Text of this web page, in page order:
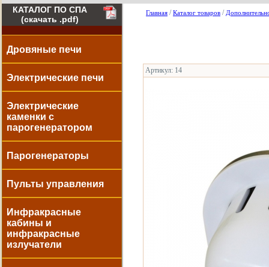
КАТАЛОГ ПО СПА
(скачать .pdf)
Дровяные печи
Электрические печи
Электрические
каменки с
парогенератором
Парогенераторы
Пульты управления
Инфракрасные
кабины и
инфракрасные
излучатели
Главная /Каталог товаров /
Артикул: 14